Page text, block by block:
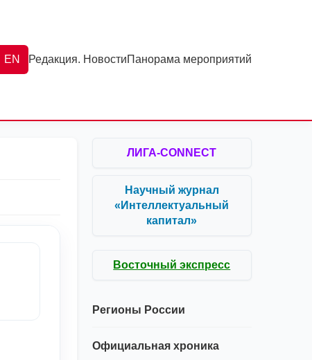
EN Редакция. НовостиПанорама мероприятий
ЛИГА-CONNECT
Научный журнал
«Интеллектуальный
капитал»
Восточный экспресс
Регионы России
Официальная хроника